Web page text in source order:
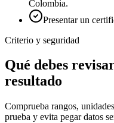
Colombia.
Presentar un
Criterio y seguridad
Qué debes
resultado
Comprueba rangos,
prueba y evita pegar datos